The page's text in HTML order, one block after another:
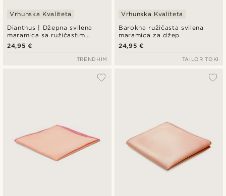
Dianthus | Džepna svilena
maramica sa ružičastim
cvijetom
Vrhunska Kvaliteta
24,95 €
TRENDHIM
Barokna ružičasta svilena
maramica za džep
Vrhunska Kvaliteta
24,95 €
TAILOR TOKI